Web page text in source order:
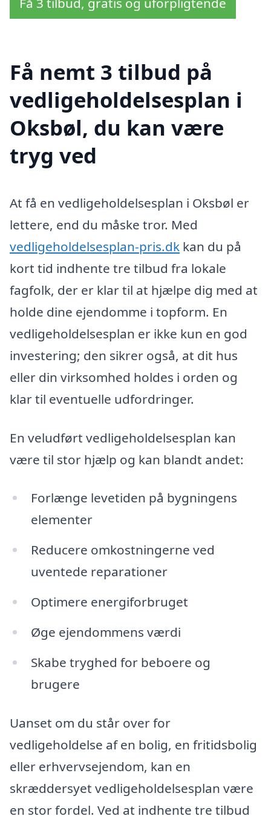
Få nemt 3 tilbud på
vedligeholdelsesplan i
Oksbøl, du kan være
tryg ved
At få en vedligeholdelsesplan i Oksbøl er
lettere, end du måske tror. Med
vedligeholdelsesplan-pris.dk kan du på
kort tid indhente tre tilbud fra lokale
fagfolk, der er klar til at hjælpe dig med at
holde dine ejendomme i topform. En
vedligeholdelsesplan er ikke kun en god
investering; den sikrer også, at dit hus
eller din virksomhed holdes i orden og
klar til eventuelle udfordringer.
En veludført vedligeholdelsesplan kan
være til stor hjælp og kan blandt andet:
Forlænge levetiden på bygningens
elementer
Reducere omkostningerne ved
uventede reparationer
Optimere energiforbruget
Øge ejendommens værdi
Skabe tryghed for beboere og
brugere
Uanset om du står over for
vedligeholdelse af en bolig, en fritidsbolig
eller erhvervsejendom, kan en
skræddersyet vedligeholdelsesplan være
en stor fordel. Ved at indhente tre tilbud